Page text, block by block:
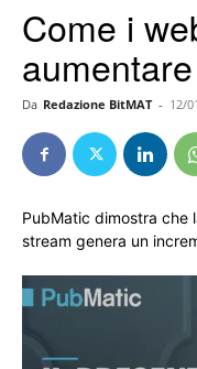
Come i
Da Redazione BitMAT - 12/
PubMatic dimostra che
stream genera un